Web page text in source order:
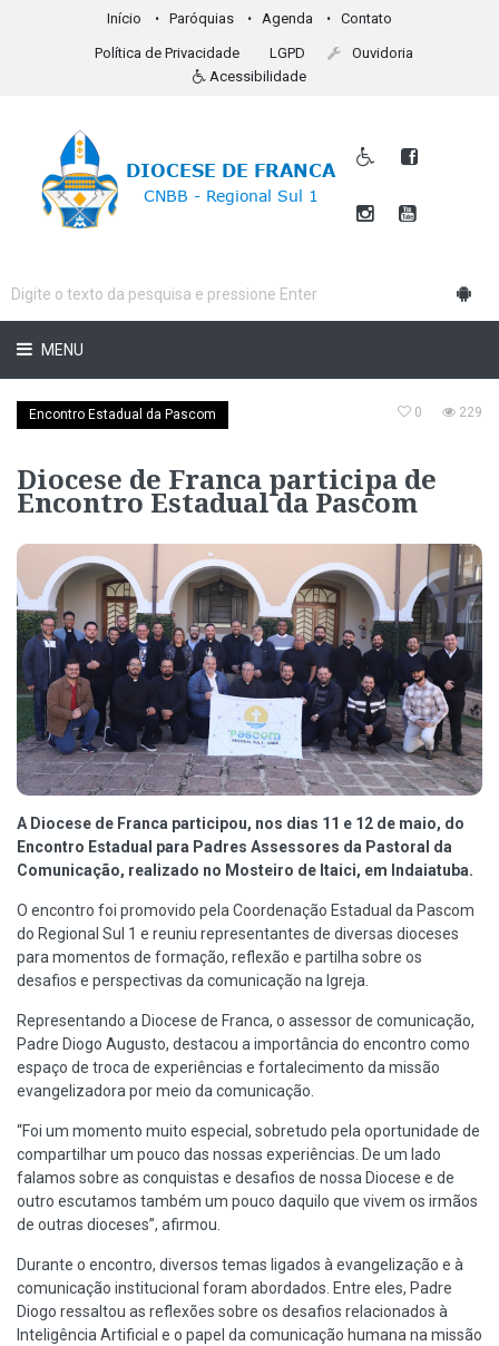
Início Paróquias Agenda Contato
Política de Privacidade LGPD
Ouvidoria
Acessibilidade
MENU
Encontro Estadual da Pascom 0 229
Diocese de Franca participa de
Encontro Estadual da Pascom
A Diocese de Franca participou, nos dias 11 e 12 de maio, do
Encontro Estadual para Padres Assessores da Pastoral da
Comunicação, realizado no Mosteiro de Itaici, em Indaiatuba.
O encontro foi promovido pela Coordenação Estadual da Pascom
do Regional Sul 1 e reuniu representantes de diversas dioceses
para momentos de formação, reflexão e partilha sobre os
desafios e perspectivas da comunicação na Igreja.
Representando a Diocese de Franca, o assessor de comunicação,
Padre Diogo Augusto, destacou a importância do encontro como
espaço de troca de experiências e fortalecimento da missão
evangelizadora por meio da comunicação.
“Foi um momento muito especial, sobretudo pela oportunidade de
compartilhar um pouco das nossas experiências. De um lado
falamos sobre as conquistas e desafios de nossa Diocese e de
outro escutamos também um pouco daquilo que vivem os irmãos
de outras dioceses”, afirmou.
Durante o encontro, diversos temas ligados à evangelização e à
comunicação institucional foram abordados. Entre eles, Padre
Diogo ressaltou as reflexões sobre os desafios relacionados à
Inteligência Artificial e o papel da comunicação humana na missão